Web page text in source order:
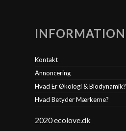
INFORMATION
Kontakt
Annoncering
Hvad Er Økologi & Biodynamik?
Hvad Betyder Mærkerne?
2020 ecolove.dk